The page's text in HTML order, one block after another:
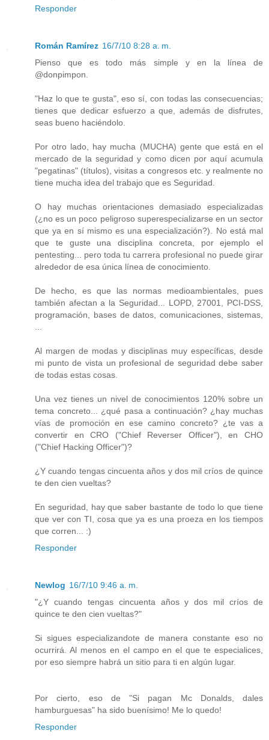
Responder
Román Ramírez 16/7/10 8:28 a. m.
Pienso que es todo más simple y en la línea de
@donpimpon.
"Haz lo que te gusta", eso sí, con todas las consecuencias;
tienes que dedicar esfuerzo a que, además de disfrutes,
seas bueno haciéndolo.
Por otro lado, hay mucha (MUCHA) gente que está en el
mercado de la seguridad y como dicen por aquí acumula
"pegatinas" (títulos), visitas a congresos etc. y realmente no
tiene mucha idea del trabajo que es Seguridad.
O hay muchas orientaciones demasiado especializadas
(¿no es un poco peligroso superespecializarse en un sector
que ya en sí mismo es una especialización?). No está mal
que te guste una disciplina concreta, por ejemplo el
pentesting... pero toda tu carrera profesional no puede girar
alrededor de esa única línea de conocimiento.
De hecho, es que las normas medioambientales, pues
también afectan a la Seguridad... LOPD, 27001, PCI-DSS,
programación, bases de datos, comunicaciones, sistemas,
Al margen de modas y disciplinas muy específicas, desde
mi punto de vista un profesional de seguridad debe saber
de todas estas cosas.
Una vez tienes un nivel de conocimientos 120% sobre un
tema concreto... ¿qué pasa a continuación? ¿hay muchas
vías de promoción en ese camino concreto? ¿te vas a
convertir en CRO ("Chief Reverser Officer"), en CHO
("Chief Hacking Officer")?
¿Y cuando tengas cincuenta años y dos mil críos de quince
te den cien vueltas?
En seguridad, hay que saber bastante de todo lo que tiene
que ver con TI, cosa que ya es una proeza en los tiempos
que corren... :)
Responder
Newlog 16/7/10 9:46 a. m.
"¿Y cuando tengas cincuenta años y dos mil críos de
quince te den cien vueltas?"
Si sigues especializandote de manera constante eso no
ocurrirá. Al menos en el campo en el que te especialices,
por eso siempre habrá un sitio para ti en algún lugar.
Por cierto, eso de "Si pagan Mc Donalds, dales
hamburguesas" ha sido buenísimo! Me lo quedo!
Responder